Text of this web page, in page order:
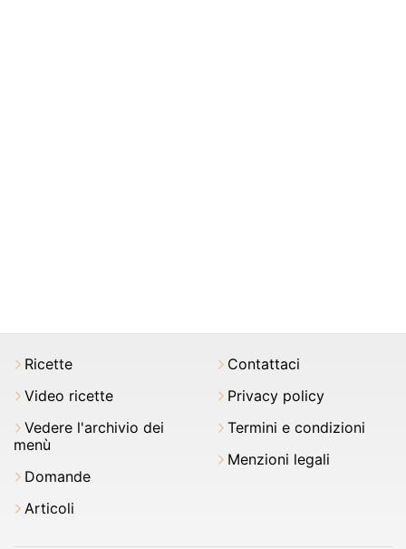
Ricette
Video ricette
Vedere l'archivio dei
menù
Domande
Articoli
Contattaci
Privacy policy
Termini e condizioni
Menzioni legali